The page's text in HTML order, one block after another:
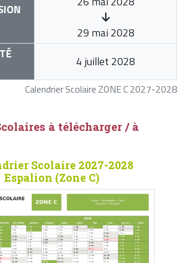
Calendrier Scolaire ZONE C 2027-2028
29 mai 2028
4 juillet 2028
à télécharger / à
Scolaire 2027-2028
Espalion (Zone C)